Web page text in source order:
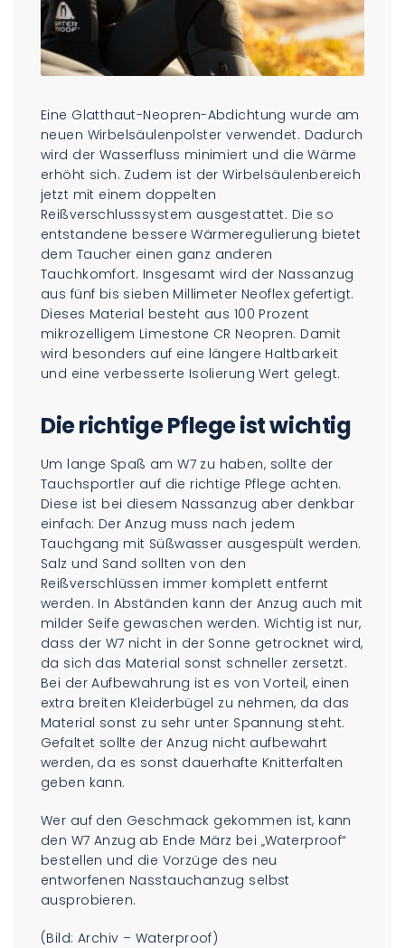
Eine Glatthaut-Neopren-Abdichtung wurde am
neuen Wirbelsäulenpolster verwendet. Dadurch
wird der Wasserfluss minimiert und die Wärme
erhöht sich. Zudem ist der Wirbelsäulenbereich
jetzt mit einem doppelten
Reißverschlusssystem ausgestattet. Die so
entstandene bessere Wärmeregulierung bietet
dem Taucher einen ganz anderen
Tauchkomfort. Insgesamt wird der Nassanzug
aus fünf bis sieben Millimeter Neoflex gefertigt.
Dieses Material besteht aus 100 Prozent
mikrozelligem Limestone CR Neopren. Damit
wird besonders auf eine längere Haltbarkeit
und eine verbesserte Isolierung Wert gelegt.
Die richtige Pflege ist wichtig
Um lange Spaß am W7 zu haben, sollte der
Tauchsportler auf die richtige Pflege achten.
Diese ist bei diesem Nassanzug aber denkbar
einfach: Der Anzug muss nach jedem
Tauchgang mit Süßwasser ausgespült werden.
Salz und Sand sollten von den
Reißverschlüssen immer komplett entfernt
werden. In Abständen kann der Anzug auch mit
milder Seife gewaschen werden. Wichtig ist nur,
dass der W7 nicht in der Sonne getrocknet wird,
da sich das Material sonst schneller zersetzt.
Bei der Aufbewahrung ist es von Vorteil, einen
extra breiten Kleiderbügel zu nehmen, da das
Material sonst zu sehr unter Spannung steht.
Gefaltet sollte der Anzug nicht aufbewahrt
werden, da es sonst dauerhafte Knitterfalten
geben kann.
Wer auf den Geschmack gekommen ist, kann
den W7 Anzug ab Ende März bei „Waterproof“
bestellen und die Vorzüge des neu
entworfenen Nasstauchanzug selbst
ausprobieren.
(Bild: Archiv – Waterproof)